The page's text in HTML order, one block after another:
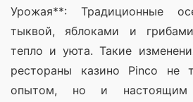
Урожая**: Традиционные
тыквой, яблоками и
тепло и уюта. Такие
рестораны казино Pinco не
опытом, но и настоящим